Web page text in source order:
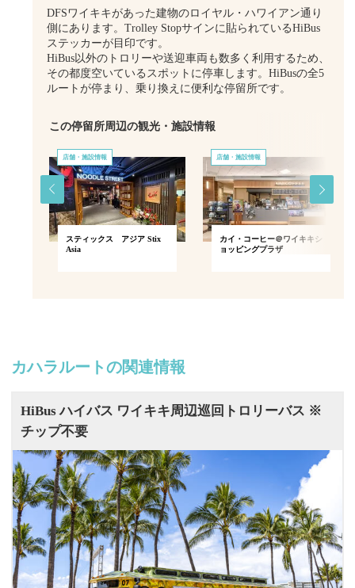
DFSワイキキがあった建物のロイヤル・ハワイアン通り
側にあります。Trolley Stopサインに貼られているHiBus
ステッカーが目印です。
HiBus以外のトロリーや送迎車両も数多く利用するため、
その都度空いているスポットに停車します。HiBusの全5
ルートが停まり、乗り換えに便利な停留所です。
この停留所周辺の観光・施設情報
店舗・施設情報
スティックス アジア Stix
Asia
店舗・施設情報
カイ・コーヒー＠ワイキキシ
ョッピングプラザ
カハラルートの関連情報
HiBus ハイバス ワイキキ周辺巡回トロリーバス ※
チップ不要